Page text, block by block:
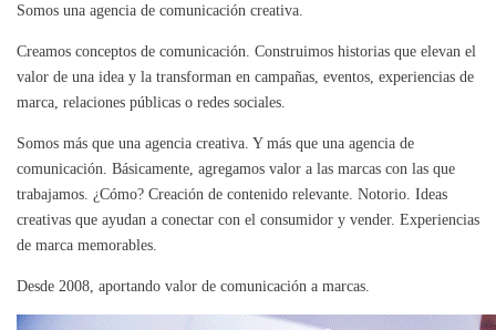
Somos una agencia de comunicación creativa.
Creamos conceptos de comunicación. Construimos historias que elevan el
valor de una idea y la transforman en campañas, eventos, experiencias de
marca, relaciones públicas o redes sociales.
Somos más que una agencia creativa. Y más que una agencia de
comunicación. Básicamente, agregamos valor a las marcas con las que
trabajamos. ¿Cómo? Creación de contenido relevante. Notorio. Ideas
creativas que ayudan a conectar con el consumidor y vender. Experiencias
de marca memorables.
Desde 2008, aportando valor de comunicación a marcas.